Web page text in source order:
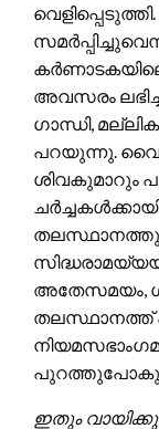
അവസരം
ഗാന്ധി,
പറയുന്നു.
ശിവകുമാറും
അതേസമയം,
തലസ്ഥാനത്ത്
ഇതും